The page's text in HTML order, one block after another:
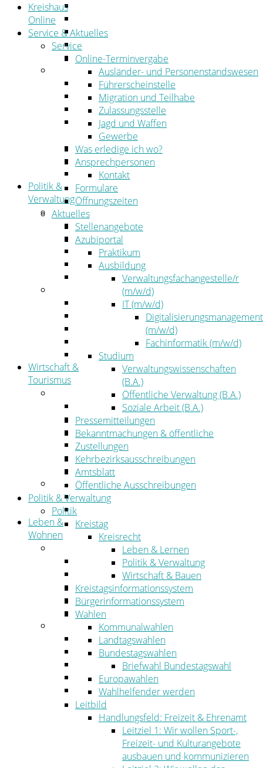
Ansprechpersonen
Formulare
Öffnungszeiten
Aktuelles
Stellenangebote
Azubiportal
Pressemitteilungen
Bekanntmachungen & öffentliche
Zustellungen
Kehrbezirksausschreibungen
Amtsblatt
Öffentliche Ausschreibungen
Politik &
Verwaltung
Politik
Kreistag
Kreistagsinformationssystem
Bürgerinformationssystem
Wahlen
Der Landrat
Kommunalaufsicht
Zahlen, Daten, Fakten
Wirtschaft &
Tourismus
Wirtschaftsförderung
Gewerbeflächen und Unternehmen
Arbeitgeberservice
Mobilfunk & Breitband
Straßen- und Radwegebau
Landwirtschaft
Tourismus
Freizeit und Urlaub im Landkreis
Veranstaltungen
Leben &
Wohnen
Migration
Schulen, Bildung, Sport und Kultur
Soziales
Gesundheit
Jugend, Familie und Senioren
Bauen und Planen
Abfall
Umwelt
Ordnung
Kreishaus
Online
Service & Aktuelles
Service
Online-Terminvergabe
Ausländer- und Personenstandswesen
Führerscheinstelle
Migration und Teilhabe
Zulassungsstelle
Jagd und Waffen
Gewerbe
Was erledige ich wo?
Ansprechpersonen
Kontakt
Formulare
Öffnungszeiten
Aktuelles
Stellenangebote
Azubiportal
Praktikum
Ausbildung
Verwaltungsfachangestelle/r
(m/w/d)
IT (m/w/d)
Digitalisierungsmanagement
(m/w/d)
Fachinformatik (m/w/d)
Studium
Verwaltungswissenschaften
(B.A.)
Öffentliche Verwaltung (B.A.)
Soziale Arbeit (B.A.)
Pressemitteilungen
Bekanntmachungen & öffentliche
Zustellungen
Kehrbezirksausschreibungen
Amtsblatt
Öffentliche Ausschreibungen
Politik & Verwaltung
Politik
Kreistag
Kreisrecht
Leben & Lernen
Politik & Verwaltung
Wirtschaft & Bauen
Kreistagsinformationssystem
Bürgerinformationssystem
Wahlen
Kommunalwahlen
Landtagswahlen
Bundestagswahlen
Briefwahl Bundestagswahl
Europawahlen
Wahlhelfender werden
Leitbild
Handlungsfeld: Freizeit & Ehrenamt
Leitziel 1: Wir wollen Sport-,
Freizeit- und Kulturangebote
ausbauen und kommunizieren